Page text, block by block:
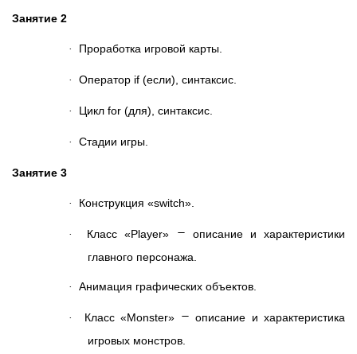
Занятие 2
· Проработка игровой карты.
· Оператор if (если), синтаксис.
· Цикл for (для), синтаксис.
· Стадии игры.
Занятие 3
· Конструкция «switch».
· Класс «Player» – описание и характеристики
главного персонажа.
· Анимация графических объектов.
· Класс «Monster» – описание и характеристика
игровых монстров.